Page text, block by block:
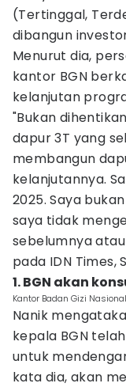
(Tertinggal,
dibangun
Menurut dia,
kantor BGN
kelanjutan
"Bukan
dapur 3T yang
membangun
kelanjutannya.
2025. Saya
saya tidak
sebelumnya
pada IDN Times,
1. BGN akan
Kantor Badan Gizi
Nanik
kepala BGN
untuk
kata dia, akan